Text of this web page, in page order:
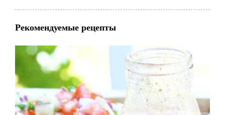
Рекомендуемые рецепты